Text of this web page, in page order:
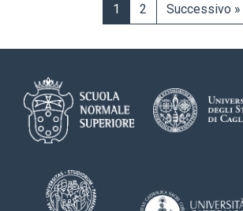
1 2 Successivo »